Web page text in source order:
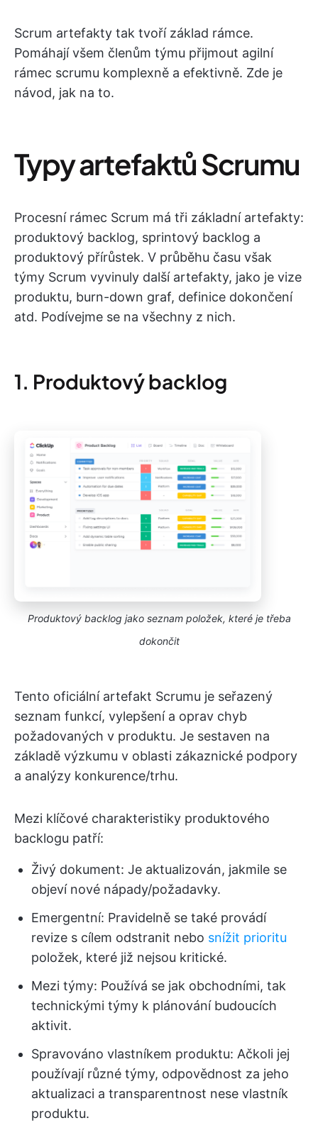
Scrum artefakty tak tvoří základ rámce.
Pomáhají všem členům týmu přijmout agilní
rámec scrumu komplexně a efektivně. Zde je
návod, jak na to.
Typy artefaktů Scrumu
Procesní rámec Scrum má tři základní artefakty:
produktový backlog, sprintový backlog a
produktový přírůstek. V průběhu času však
týmy Scrum vyvinuly další artefakty, jako je vize
produktu, burn-down graf, definice dokončení
atd. Podívejme se na všechny z nich.
1. Produktový backlog
Produktový backlog jako seznam položek, které je třeba
dokončit
Tento oficiální artefakt Scrumu je seřazený
seznam funkcí, vylepšení a oprav chyb
požadovaných v produktu. Je sestaven na
základě výzkumu v oblasti zákaznické podpory
a analýzy konkurence/trhu.
Mezi klíčové charakteristiky produktového
backlogu patří:
Živý dokument: Je aktualizován, jakmile se
objeví nové nápady/požadavky.
Emergentní: Pravidelně se také provádí
revize s cílem odstranit nebo snížit prioritu
položek, které již nejsou kritické.
Mezi týmy: Používá se jak obchodními, tak
technickými týmy k plánování budoucích
aktivit.
Spravováno vlastníkem produktu: Ačkoli jej
používají různé týmy, odpovědnost za jeho
aktualizaci a transparentnost nese vlastník
produktu.